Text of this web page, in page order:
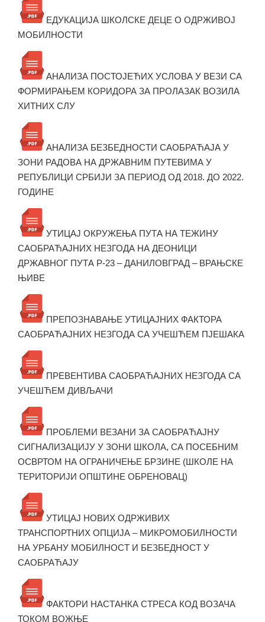
ЕДУКАЦИЈА ШКОЛСКЕ ДЕЦЕ О ОДРЖИВОЈ
МОБИЛНОСТИ
АНАЛИЗА ПОСТОЈЕЋИХ УСЛОВА У ВЕЗИ СА
ФОРМИРАЊЕМ КОРИДОРА ЗА ПРОЛАЗАК ВОЗИЛА
ХИТНИХ СЛУ
АНАЛИЗА БЕЗБЕДНОСТИ САОБРАЋАЈА У
ЗОНИ РАДОВА НА ДРЖАВНИМ ПУТЕВИМА У
РЕПУБЛИЦИ СРБИЈИ ЗА ПЕРИОД ОД 2018. ДО 2022.
ГОДИНЕ
УТИЦАЈ ОКРУЖЕЊА ПУТА НА ТЕЖИНУ
САОБРАЋАЈНИХ НЕЗГОДА НА ДЕОНИЦИ
ДРЖАВНОГ ПУТА Р-23 – ДАНИЛОВГРАД – ВРАЊСКЕ
ЊИВЕ
ПРЕПОЗНАВАЊЕ УТИЦАЈНИХ ФАКТОРА
САОБРАЋАЈНИХ НЕЗГОДА СА УЧЕШЋЕМ ПЈЕШАКА
ПРЕВЕНТИВА САОБРАЋАЈНИХ НЕЗГОДА СА
УЧЕШЋЕМ ДИВЉАЧИ
ПРОБЛЕМИ ВЕЗАНИ ЗА САОБРАЋАЈНУ
СИГНАЛИЗАЦИЈУ У ЗОНИ ШКОЛА, СА ПОСЕБНИМ
ОСВРТОМ НА ОГРАНИЧЕЊЕ БРЗИНЕ (ШКОЛЕ НА
ТЕРИТОРИЈИ ОПШТИНЕ ОБРЕНОВАЦ)
УТИЦАЈ НОВИХ ОДРЖИВИХ
ТРАНСПОРТНИХ ОПЦИЈА – МИКРОМОБИЛНОСТИ
НА УРБАНУ МОБИЛНОСТ И БЕЗБЕДНОСТ У
САОБРАЋАЈУ
ФАКТОРИ НАСТАНКА СТРЕСА КОД ВОЗАЧА
ТОКОМ ВОЖЊЕ